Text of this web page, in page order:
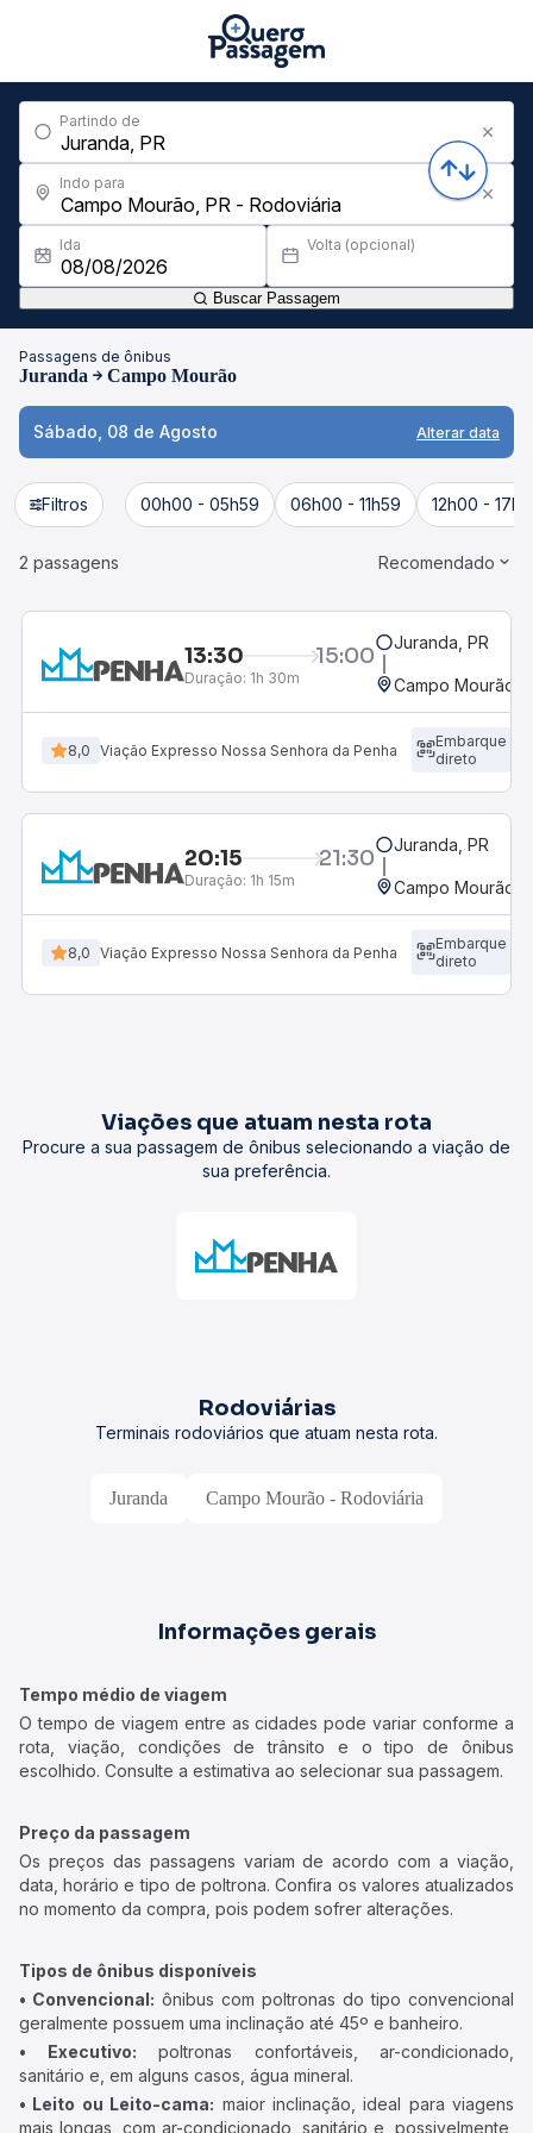
Partindo de
Indo para
Ida Volta (opcional)
Buscar Passagem
Passagens de ônibus
Juranda Campo Mourão
Sábado, 08 de Agosto Alterar data
Filtros 00h00 - 05h59 06h00 - 11h59 12h00 -
2 passagens Recomendado
13:30 15:00
Duração: 1h 30m
Juranda, PR
Campo Mourão,
8,0 Viação Expresso Nossa Senhora da Penha
Embarque
direto
20:15 21:30
Duração: 1h 15m
Juranda, PR
Campo Mourão,
8,0 Viação Expresso Nossa Senhora da Penha
Embarque
direto
Viações que atuam nesta rota
Procure a sua passagem de ônibus selecionando a viação de
sua preferência.
Rodoviárias
Terminais rodoviários que atuam nesta rota.
Juranda Campo Mourão - Rodoviária
Informações gerais
Tempo médio de viagem
O tempo de viagem entre as cidades pode variar conforme a
rota, viação, condições de trânsito e o tipo de ônibus
escolhido. Consulte a estimativa ao selecionar sua passagem.
Preço da passagem
Os preços das passagens variam de acordo com a viação,
data, horário e tipo de poltrona. Confira os valores atualizados
no momento da compra, pois podem sofrer alterações.
Tipos de ônibus disponíveis
• Convencional: ônibus com poltronas do tipo convencional
geralmente possuem uma inclinação até 45º e banheiro.
• Executivo: poltronas confortáveis, ar-condicionado,
sanitário e, em alguns casos, água mineral.
• Leito ou Leito-cama: maior inclinação, ideal para viagens
mais longas, com ar-condicionado, sanitário e, possivelmente,